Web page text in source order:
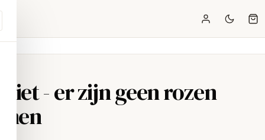
- er zijn geen rozen